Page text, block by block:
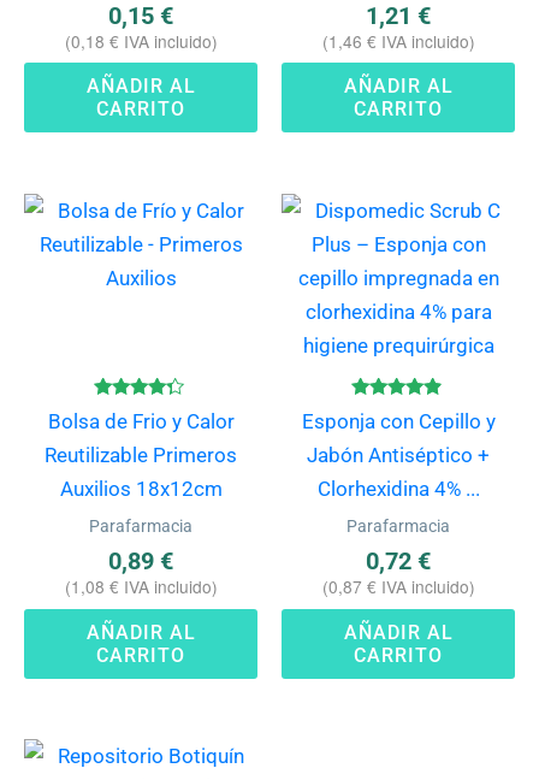
0,15 €
(0,18 € IVA incluido)
AÑADIR AL
CARRITO
1,21 €
(1,46 € IVA incluido)
AÑADIR AL
CARRITO
Valorado
con
4.17
de 5
Bolsa de Frio y Calor
Reutilizable Primeros
Auxilios 18x12cm
Parafarmacia
0,89 €
(1,08 € IVA incluido)
AÑADIR AL
CARRITO
Valorado
con
4.75
de 5
Esponja con Cepillo y
Jabón Antiséptico +
Clorhexidina 4% ...
Parafarmacia
0,72 €
(0,87 € IVA incluido)
AÑADIR AL
CARRITO